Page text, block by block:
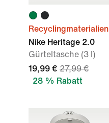
Recyclingmaterialien
Nike Heritage 2.0
Gürteltasche (3 l)
19,99 € 27,99 €
28 % Rabatt